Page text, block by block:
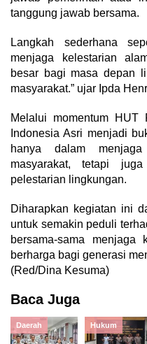
tanggung jawab bersama.
Langkah sederhana
menjaga kelestarian
besar bagi masa depan
masyarakat.” ujar Ipda
Melalui momentum HUT
Indonesia Asri menjadi
hanya dalam
masyarakat, tetapi
pelestarian lingkungan.
Diharapkan kegiatan ini
untuk semakin peduli
bersama-sama
berharga bagi generasi
(Red/Dina Kesuma)
Baca Juga
Daerah Hukum